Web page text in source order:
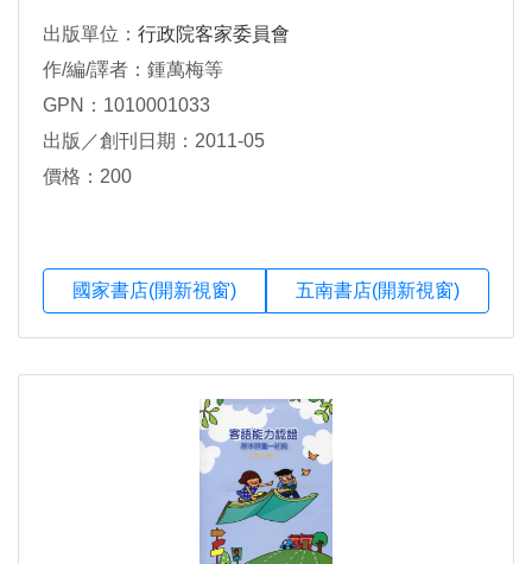
出版單位： 行政院客家委員會
作/編/譯者：鍾萬梅等
GPN：1010001033
出版／創刊日期：2011-05
價格：200
國家書店(開新視窗) 五南書店(開新視窗)